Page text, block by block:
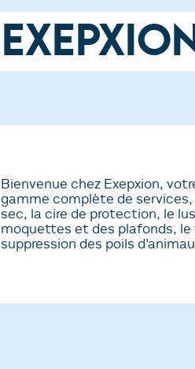
Bienvenue chez Exepxion,
gamme complète de
sec, la cire de protection, le
moquettes et des plafonds,
suppression des poils